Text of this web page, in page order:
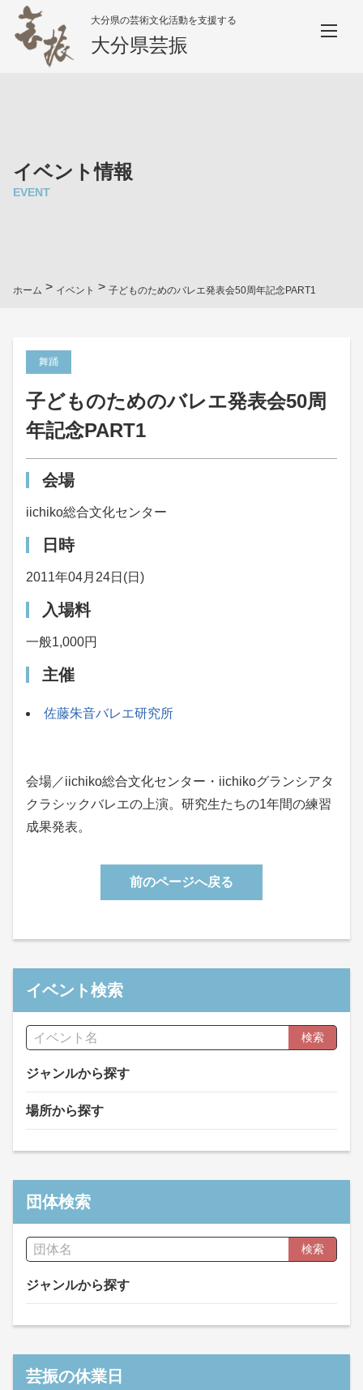
大分県の芸術文化活動を支援する
大分県芸振
イベント情報
EVENT
ホーム > イベント > 子どものためのバレエ発表会50周年記念PART1
舞踊
子どものためのバレエ発表会50周
年記念PART1
会場
iichiko総合文化センター
日時
2011年04月24日(日)
入場料
一般1,000円
主催
佐藤朱音バレエ研究所
会場／iichiko総合文化センター・iichikoグランシアタ
クラシックバレエの上演。研究生たちの1年間の練習
成果発表。
前のページへ戻る
イベント検索
検索
ジャンルから探す
場所から探す
団体検索
検索
ジャンルから探す
芸振の休業日